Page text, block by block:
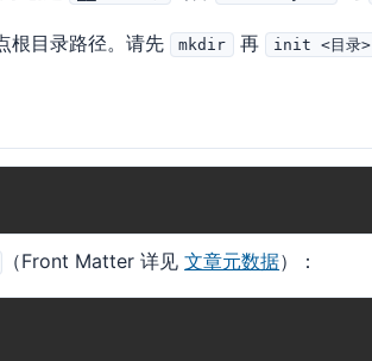
根目录路径。请先 mkdir 再 init <目录>
（Front Matter 详见文章元数据）：